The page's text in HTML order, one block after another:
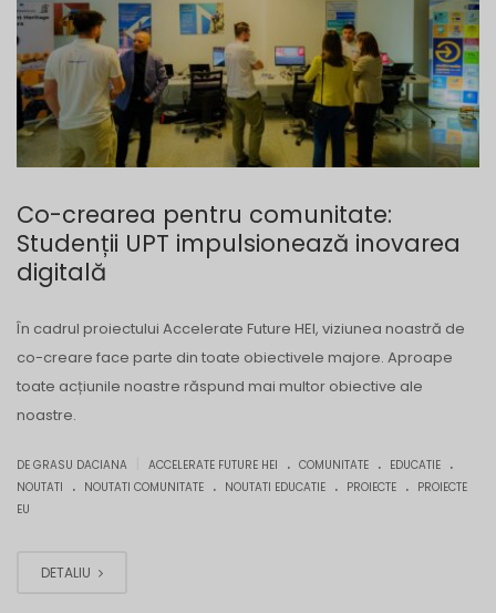
Co-crearea pentru comunitate:
Studenții UPT impulsionează inovarea
digitală
În cadrul proiectului Accelerate Future HEI, viziunea noastră de
co-creare face parte din toate obiectivele majore. Aproape
toate acțiunile noastre răspund mai multor obiective ale
noastre.
DE GRASU DACIANA ACCELERATE FUTURE HEI . COMUNITATE . EDUCATIE .
NOUTATI . NOUTATI COMUNITATE . NOUTATI EDUCATIE . PROIECTE . PROIECTE
EU
DETALIU